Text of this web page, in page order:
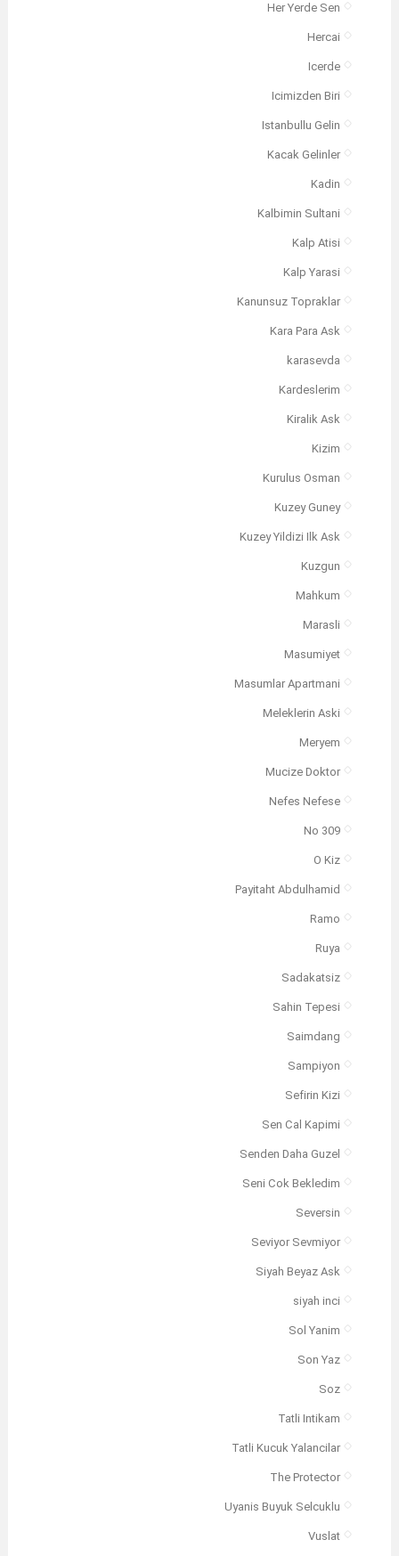
Her Yerde Sen
Hercai
Icerde
Icimizden Biri
Istanbullu Gelin
Kacak Gelinler
Kadin
Kalbimin Sultani
Kalp Atisi
Kalp Yarasi
Kanunsuz Topraklar
Kara Para Ask
karasevda
Kardeslerim
Kiralik Ask
Kizim
Kurulus Osman
Kuzey Guney
Kuzey Yildizi Ilk Ask
Kuzgun
Mahkum
Marasli
Masumiyet
Masumlar Apartmani
Meleklerin Aski
Meryem
Mucize Doktor
Nefes Nefese
No 309
O Kiz
Payitaht Abdulhamid
Ramo
Ruya
Sadakatsiz
Sahin Tepesi
Saimdang
Sampiyon
Sefirin Kizi
Sen Cal Kapimi
Senden Daha Guzel
Seni Cok Bekledim
Seversin
Seviyor Sevmiyor
Siyah Beyaz Ask
siyah inci
Sol Yanim
Son Yaz
Soz
Tatli Intikam
Tatli Kucuk Yalancilar
The Protector
Uyanis Buyuk Selcuklu
Vuslat